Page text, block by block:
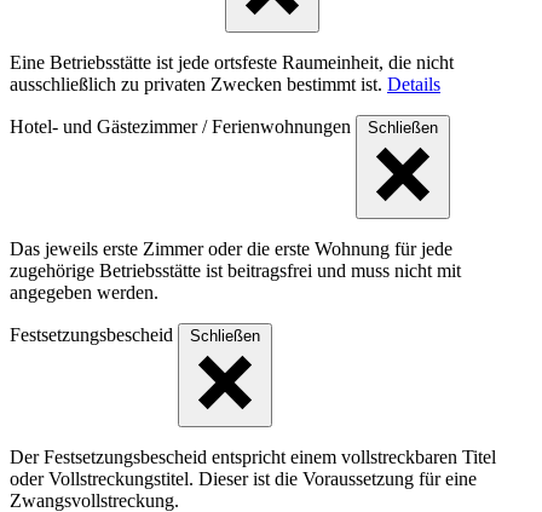
Eine Betriebsstätte ist jede ortsfeste Raumeinheit, die nicht
ausschließlich zu privaten Zwecken bestimmt ist. Details
Hotel- und Gästezimmer / Ferienwohnungen Schließen
Das jeweils erste Zimmer oder die erste Wohnung für jede
zugehörige Betriebsstätte ist beitragsfrei und muss nicht mit
angegeben werden.
Festsetzungsbescheid Schließen
Der Festsetzungsbescheid entspricht einem vollstreckbaren Titel
oder Vollstreckungstitel. Dieser ist die Voraussetzung für eine
Zwangsvollstreckung.